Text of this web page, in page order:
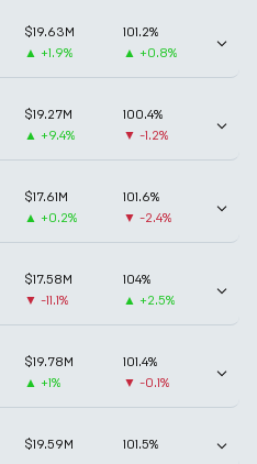
$19.63M
▲ +1.9%
101.2%
▲ +0.8%
$19.27M
▲ +9.4%
100.4%
▼-1.2%
$17.61M
▲ +0.2%
101.6%
▼-2.4%
$17.58M
▼-11.1%
104%
▲ +2.5%
$19.78M
▲ +1%
101.4%
▼-0.1%
$19.59M 101.5%